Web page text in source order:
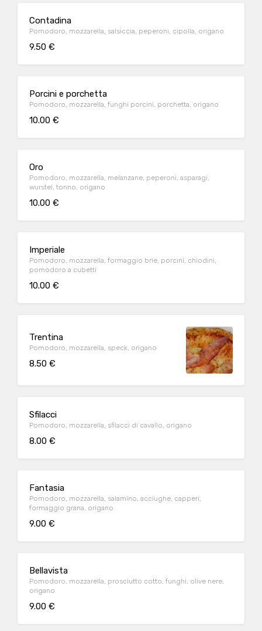
Contadina
Pomodoro, mozzarella, salsiccia, peperoni, cipolla, origano
9.50 €
Porcini e porchetta
Pomodoro, mozzarella, funghi porcini, porchetta, origano
10.00 €
Oro
Pomodoro, mozzarella, melanzane, peperoni, asparagi,
wurstel, tonno, origano
10.00 €
Imperiale
Pomodoro, mozzarella, formaggio brie, porcini, chiodini,
pomodoro a cubetti
10.00 €
Trentina
Pomodoro, mozzarella, speck, origano
8.50 €
Sfilacci
Pomodoro, mozzarella, sfilacci di cavallo, origano
8.00 €
Fantasia
Pomodoro, mozzarella, salamino, acciughe, capperi,
formaggio grana, origano
9.00 €
Bellavista
Pomodoro, mozzarella, prosciutto cotto, funghi, olive nere,
origano
9.00 €